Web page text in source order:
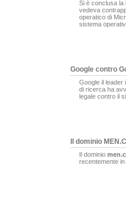
Si è conclusa la
vedeva
operatico di
sistema
Google contro
Google il leader
di ricerca ha
legale contro il
Il dominio
Il dominio
recentemente